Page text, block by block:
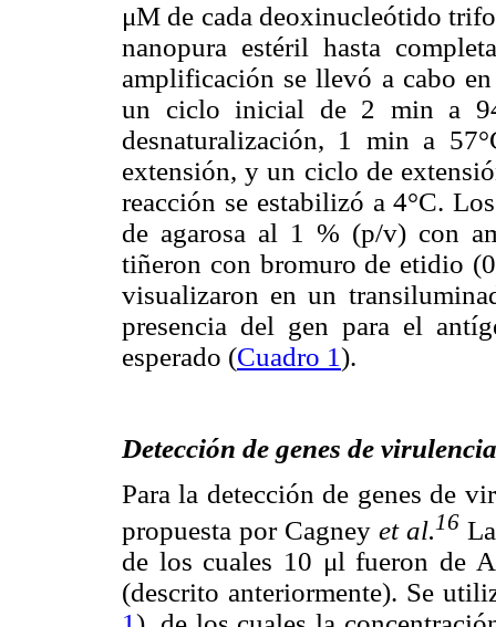
μM de cada deoxinucleótido
nanopura estéril hasta
amplificación se llevó a cabo
un ciclo inicial de 2 min a
desnaturalización, 1 min a
extensión, y un ciclo de
reacción se estabilizó a 4°C.
de agarosa al 1 % (p/v) con
tiñeron con bromuro de etidio
visualizaron en un
presencia del gen para el
esperado (Cuadro 1).
Detección de genes de
Para la detección de genes de
propuesta por Cagney et al.16
de los cuales 10 μl fueron de
(descrito anteriormente). Se